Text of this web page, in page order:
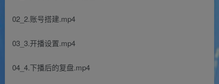
02_2.账号搭建.mp4
03_3.开播设置.mp4
04_4.下播后的复盘.mp4